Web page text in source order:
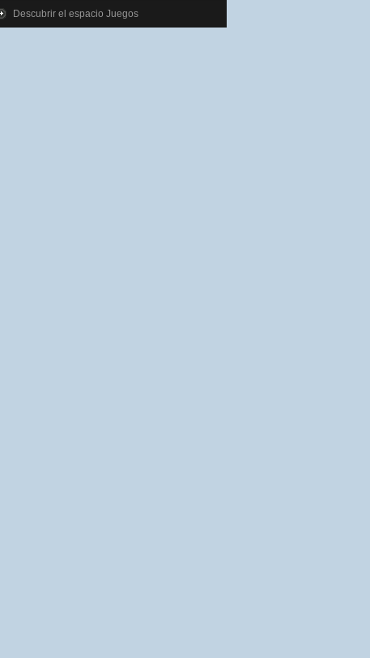
Descubrir el espacio Juegos